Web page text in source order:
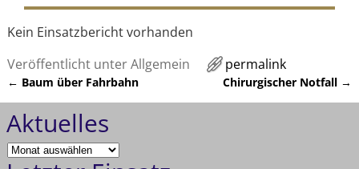
Kein Einsatzbericht vorhanden
Veröffentlicht unterAllgemein permalink
Artikelnavigation
← Baum über Fahrbahn Chirurgischer Notfall →
Aktuelles